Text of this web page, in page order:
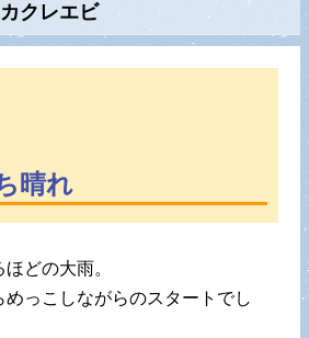
クレエビ
晴れ
どの大雨。
っこしながらのスタートでし